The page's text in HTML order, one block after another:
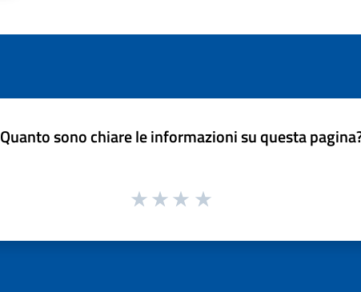
Quanto sono chiare le informazioni su questa